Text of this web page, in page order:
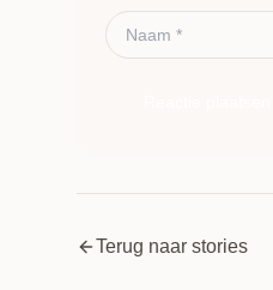
Terug naar stories